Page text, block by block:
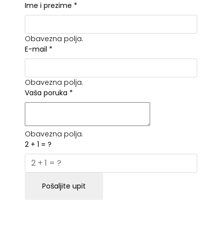
Ime i prezime *
Obavezna polja.
E-mail *
Obavezna polja.
Vaša poruka *
Obavezna polja.
2 + 1 = ?
Pošaljite upit